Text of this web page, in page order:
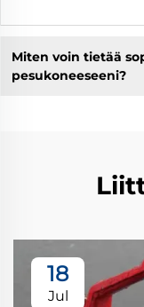
Miten voin tietää
pesukoneeseeni?
18
Jul